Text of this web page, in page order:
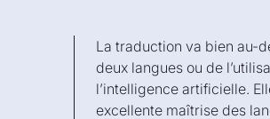
Profil
La traduction va bien au-
deux langues ou de
l’intelligence artificielle.
excellente maîtrise des